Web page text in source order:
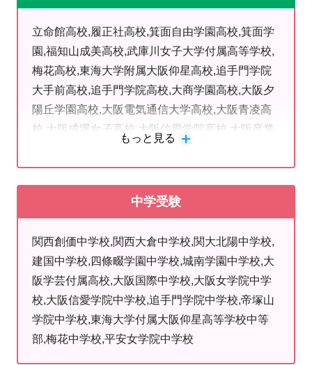
ただ今、お問い合わせが大変増えております。
最高のスタートを切れるよう、お早めにご相談くださ
い！
大学 法学部,近畿大学 理工学部,甲南大学 法学部,
森ノ宮医療大学 医療技術学部,摂南大学 看護学部,
摂南大学 農学部,摂南大学 法学部,摂南大学 理工学
部,千里金蘭大学 看護学部,大阪学院大学 外国語学
部,大阪経済大学 経営学部,大阪経済大学 経済学部,
大阪芸術大学 短期大学部,大阪公立大学 医学部,大
工業大学 工学部,大阪工業大学 情報科学部,大阪産
業大学 システム工学部,大阪商業大学 経済学部,大
阪成蹊大学 経済学部,大阪電気通信大学 工学部,大
大学 政治経済学部,追手門学院大学 経営学部,追手
門学院大学 経済学部,追手門学院大学 文学部,追手
門学院大学 法学部,追手門学院大学 理工学部,武庫
川女子大学 薬学部,立命館大学 食マネジメント学
部,立命館大学 文学部,龍谷大学 経済学部,龍谷大学
先端理工学部,龍谷大学 文学部,佛教大学 教育学部
立命館高校,履正社高校,箕面自由学園高校,箕面学
園,福知山成美高校,武庫川女子大学付属高等学校,
梅花高校,東海大学附属大阪仰星高校,追手門学院
大手前高校,追手門学院高校,大商学園高校,大阪夕
陽丘学園高校,大阪電気通信大学高校,大阪青凌高
校,大阪成蹊女子高校,大阪信愛学院高校,大阪産業
学高校,早稲田大阪,宣真,青凌高校,星翔高校,常翔啓
光学園高校,常翔学園高校,薫英女学院,金光大阪高
校,京都共栄学園高校,京都外大西高校,関西大倉高
高等学校,YMCA学院高校
もっと見る
中学受験
関西創価中学校,関西大倉中学校,関大北陽中学校,
建国中学校,四條畷学園中学校,城南学園中学校,大
阪学芸付属高校,大阪国際中学校,大阪女学院中学
校,大阪信愛学院中学校,追手門学院中学校,帝塚山
学院中学校,東海大学付属大阪仰星高等学校中等
部,梅花中学校,平安女学院中学校